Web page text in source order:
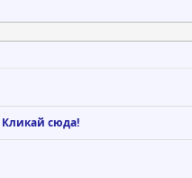
Кликай сюда!